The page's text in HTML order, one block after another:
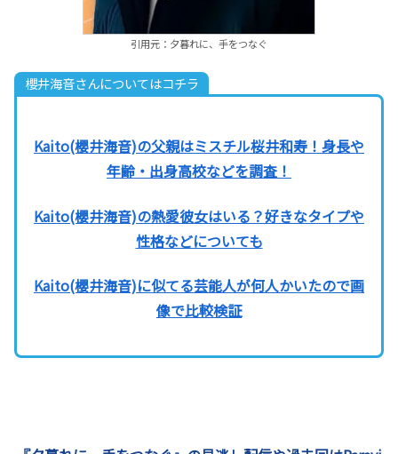
引用元：夕暮れに、手をつなぐ
櫻井海音さんについてはコチラ
Kaito(櫻井海音)の父親はミスチル桜井和寿！身長や
年齢・出身高校などを調査！
Kaito(櫻井海音)の熱愛彼女はいる？好きなタイプや
性格などについても
Kaito(櫻井海音)に似てる芸能人が何人かいたので画
像で比較検証